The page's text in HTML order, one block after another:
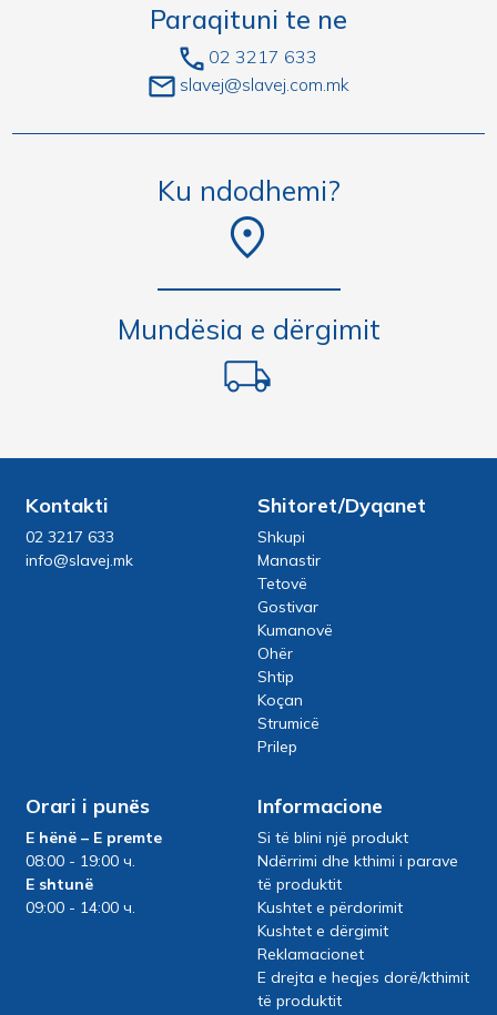
Paraqituni te ne
02 3217 633
slavej@slavej.com.mk
Ku ndodhemi?
Mundësia e dërgimit
Kontakti
02 3217 633
info@slavej.mk
Shitoret/Dyqanet
Shkupi
Manastir
Tetovë
Gostivar
Kumanovë
Ohër
Shtip
Koçan
Strumicë
Prilep
Orari i punës
E hënë – E premte
08:00 - 19:00 ч.
E shtunë
09:00 - 14:00 ч.
Informacione
Si të blini një produkt
Ndërrimi dhe kthimi i parave
të produktit
Kushtet e përdorimit
Kushtet e dërgimit
Reklamacionet
E drejta e heqjes dorë/kthimit
të produktit